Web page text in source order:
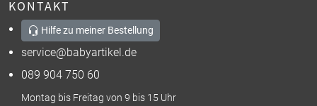
KONTAKT
Hilfe zu meiner Bestellung
service@babyartikel.de
089 904 750 60
Montag bis Freitag von 9 bis 15 Uhr